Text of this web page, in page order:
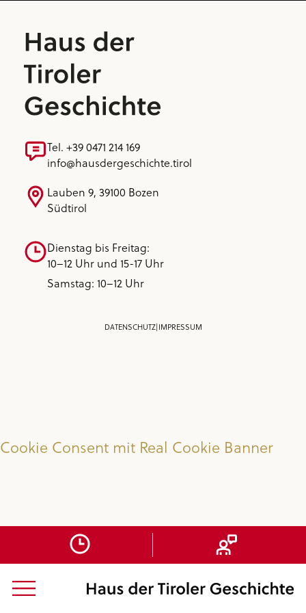
Tel. +39 0471 214 169
info@hausdergeschichte.tirol
Lauben 9, 39100 Bozen
Südtirol
Dienstag bis Freitag:
10–12 Uhr und 15-17 Uhr
Samstag: 10–12 Uhr
DATENSCHUTZ|IMPRESSUM
Cookie Consent mit Real Cookie Banner